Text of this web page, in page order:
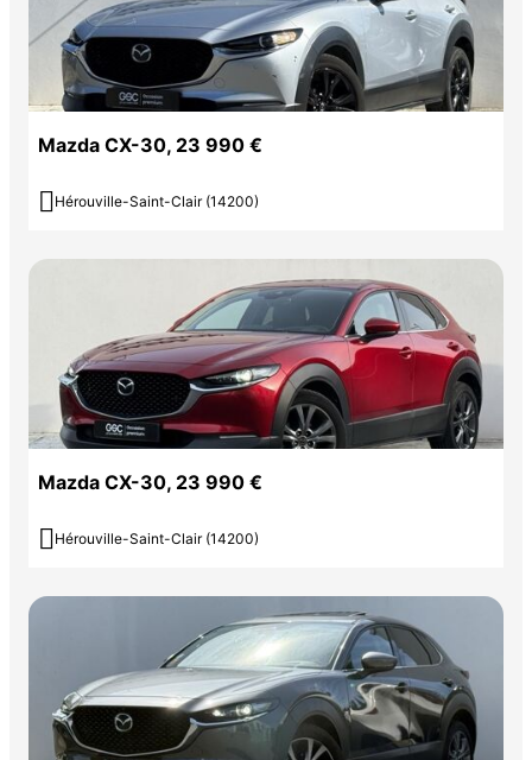
Mazda CX-30, 23 990 €
 Hérouville-Saint-Clair (14200)
Mazda CX-30, 23 990 €
 Hérouville-Saint-Clair (14200)